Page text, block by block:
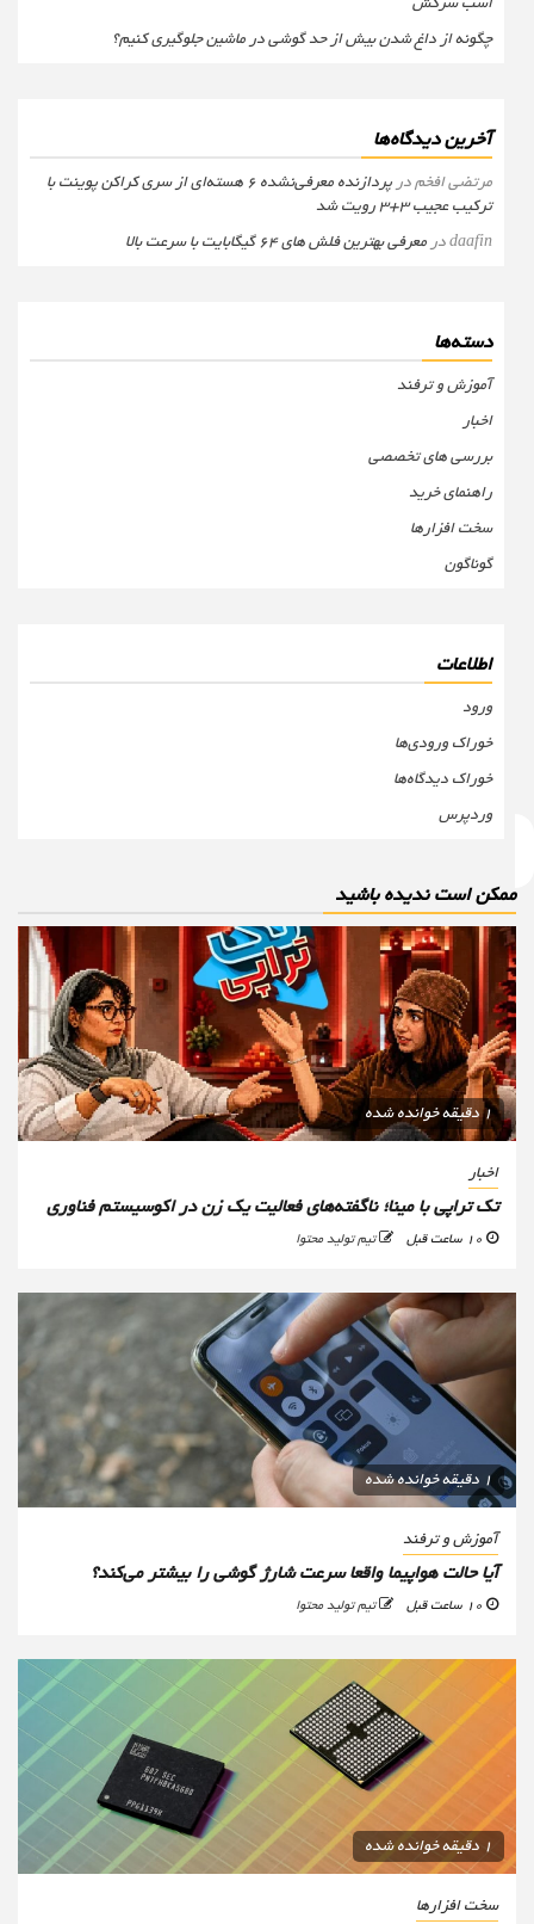
چگونه از داغ شدن بیش از حد گوشی در ماشین جلوگیری کنیم؟
آخرین دیدگاه‌ها
مرتضی افخمدر
پردازنده معرفی‌نشده 6 هسته‌ای از سری کراکن پوینت با
ترکیب عجیب 3+3 رویت شد
daafinدرمعرفی بهترین فلش های 64 گیگابایت با سرعت بالا
دسته‌ها
آموزش و ترفند
اخبار
بررسی های تخصصی
راهنمای خرید
سخت افزارها
گوناگون
اطلاعات
ورود
خوراک ورودی‌ها
خوراک دیدگاه‌ها
وردپرس
است ندیده باشید
1 دقیقه خوانده شده
اخبار
تک تراپی با مینا؛ ناگفته‌های فعالیت یک زن در اکوسیستم فناوری
تیم تولید محتوا
1 دقیقه خوانده شده
آموزش و ترفند
آیا حالت هواپیما واقعا سرعت شارژ گوشی را بیشتر می‌کند؟
تیم تولید محتوا
سخت افزارها